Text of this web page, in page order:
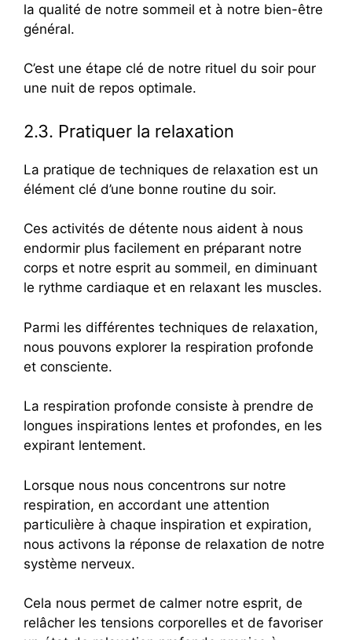
la qualité de notre sommeil et à notre bien-être
général.
C’est une étape clé de notre rituel du soir pour
une nuit de repos optimale.
2.3. Pratiquer la relaxation
La pratique de techniques de relaxation est un
élément clé d’une bonne routine du soir.
Ces activités de détente nous aident à nous
endormir plus facilement en préparant notre
corps et notre esprit au sommeil, en diminuant
le rythme cardiaque et en relaxant les muscles.
Parmi les différentes techniques de relaxation,
nous pouvons explorer la respiration profonde
et consciente.
La respiration profonde consiste à prendre de
longues inspirations lentes et profondes, en les
expirant lentement.
Lorsque nous nous concentrons sur notre
respiration, en accordant une attention
particulière à chaque inspiration et expiration,
nous activons la réponse de relaxation de notre
système nerveux.
Cela nous permet de calmer notre esprit, de
relâcher les tensions corporelles et de favoriser